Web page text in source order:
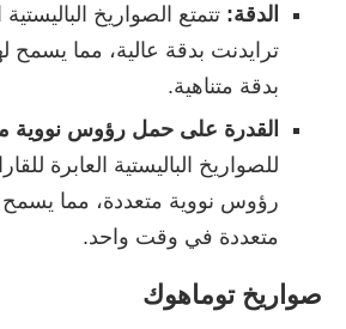
الدقة: تتمتع الصواريخ
ترايدنت بدقة عالية، مما يسمح
بدقة متناهية.
القدرة على حمل رؤوس نووية
للصواريخ الباليستية العابرة
رؤوس نووية متعددة، مما يسمح
متعددة في وقت واحد.
صواريخ توماهوك